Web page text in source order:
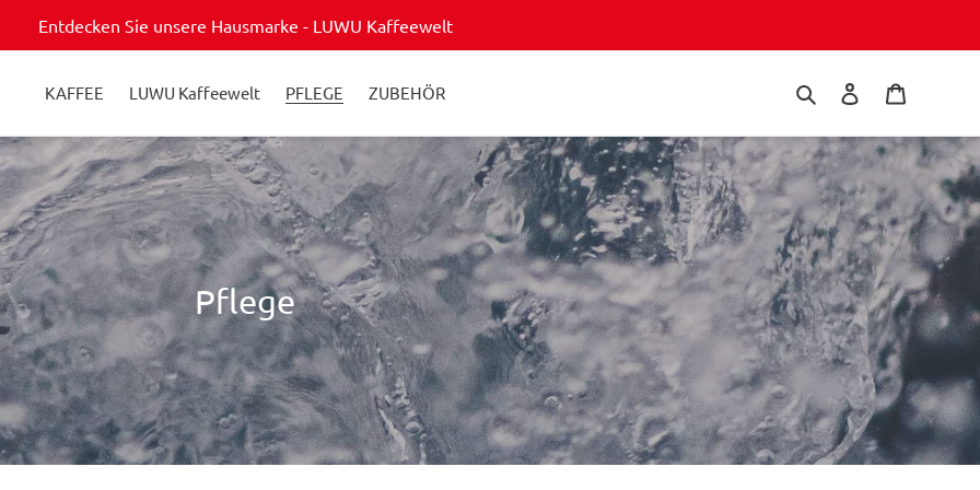
Entdecken Sie unsere Hausmarke - LUWU Kaffeewelt
KAFFEE LUWU Kaffeewelt PFLEGE ZUBEHÖR Suchen Einloggen
K
a
t
e
g
Pflege